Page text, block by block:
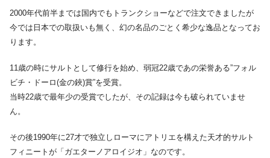
2000年代前半までは国内でもトランクショーなどで注文できましたが
今では日本での取扱いも無く、幻の名品のごとく希少な逸品となってお
ります。
11歳の時にサルトとして修行を始め、弱冠22歳であの栄誉ある”フォル
ビチ・ドーロ(金の鋏)賞”を受賞。
当時22歳で最年少の受賞でしたが、その記録は今も破られていませ
ん。
その後1990年に27才で独立しローマにアトリエを構えた天才的サルト
フィニートが「ガエターノアロイジオ」なのです。